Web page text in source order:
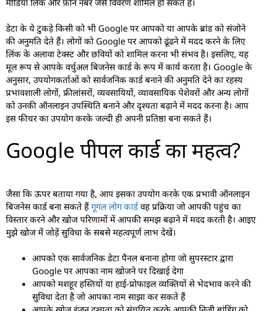
डेटा के ये टुकड़े किसी को भी Google पर आपको या आपके ब्रांड को संजोने
की अनुमति देते हैं। लोगों को Google पर आपको ढूंढने में मदद करने के लिए
लिंक के अलावा टेक्स्ट और छवियों को शामिल करना भी संभव है। इसलिए, यह
मूल रूप से आपके वर्चुअल बिजनेस कार्ड के रूप में कार्य करता है। Google के
अनुसार, उपयोगकर्ताओं को सार्वजनिक कार्ड बनाने की अनुमति देने का रहस्य
प्रभावशाली लोगों, फ्रीलांसरों, व्यवसायियों, व्यावसायिक पेशेवरों और अन्य लोगों
को उनकी ऑनलाइन उपस्थिति बनाने और दृश्यता बढ़ाने में मदद करना है। आप
इस फीचर का उपयोग करके जल्दी ही अपनी प्रतिष्ठा बना सकते हैं।
Google पीपल कार्ड का महत्व?
जैसा कि ऊपर बताया गया है, आप इसका उपयोग करके एक प्रभावी ऑनलाइन
बिजनेस कार्ड बना सकते हैंगूगल लोग कार्डवह प्रक्रिया जो आपकी पहुंच का
विस्तार करने और खोज परिणामों में आपकी समझ बढ़ाने में मदद करती है। आइए
मुझे खोज में जोड़ें सुविधा के सबसे महत्वपूर्ण लाभ देखें।
आपको एक सार्वजनिक डेटा पैनल बनाना होगा जो सुपरस्टार द्वारा
Google पर आपका नाम खोजने पर दिखाई देगा
आपको मशहूर हस्तियों या हाई-प्रोफाइल व्यक्तियों से भेदभाव करने की
सुविधा देता है जो आपका नाम साझा कर सकते हैं